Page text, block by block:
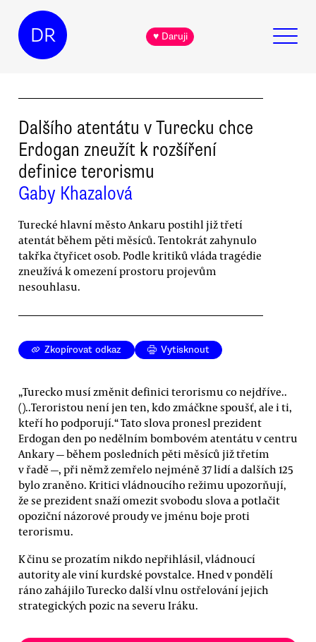
DR ♥ Daruji
Dalšího atentátu v Turecku chce
Erdogan zneužít k rozšíření
definice terorismu
Gaby Khazalová
Turecké hlavní město Ankaru postihl již třetí
atentát během pěti měsíců. Tentokrát zahynulo
takřka čtyřicet osob. Podle kritiků vláda tragédie
zneužívá k omezení prostoru projevům
nesouhlasu.
Zkopírovat odkaz Vytisknout
„Turecko musí změnit definici terorismu co nejdříve..
()..Teroristou není jen ten, kdo zmáčkne spoušť, ale i ti,
kteří ho podporují.“ Tato slova pronesl prezident
Erdogan den po nedělním bombovém atentátu v centru
Ankary — během posledních pěti měsíců již třetím
v řadě —, při němž zemřelo nejméně 37 lidí a dalších 125
bylo zraněno. Kritici vládnoucího režimu upozorňují,
že se prezident snaží omezit svobodu slova a potlačit
opoziční názorové proudy ve jménu boje proti
terorismu.
K činu se prozatím nikdo nepřihlásil, vládnoucí
autority ale viní kurdské povstalce. Hned v pondělí
ráno zahájilo Turecko další vlnu ostřelování jejich
strategických pozic na severu Iráku.